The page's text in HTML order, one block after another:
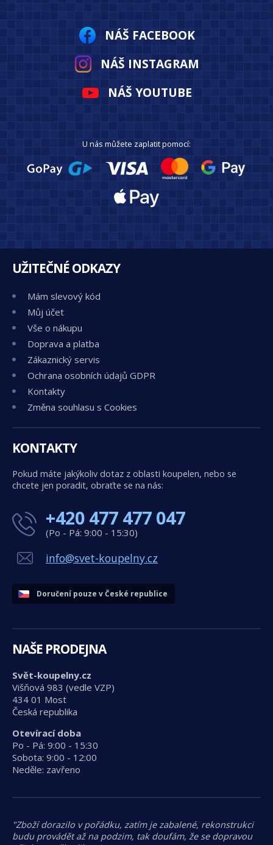
NÁŠ FACEBOOK
NÁŠ INSTAGRAM
NÁŠ YOUTUBE
U nás můžete zaplatit pomocí:
UŽITEČNÉ ODKAZY
Mám slevový kód
Můj účet
Vše o nákupu
Doprava a platba
Zákaznický servis
Ochrana osobních údajů GDPR
Kontakty
Změna souhlasu s Cookies
KONTAKTY
Pokud máte jakýkoliv dotaz z oblasti koupelen, nebo se
chcete jen poradit, obraťte se na nás:
+420 477 477 047
(Po - Pá: 9:00 - 15:30)
info@svet-koupelny.cz
Doručení pouze v České republice
NAŠE PRODEJNA
Svět-koupelny.cz
Višňová 983 (vedle VZP)
434 01 Most
Česká republika
Otevírací doba
Po - Pá: 9:00 - 15:30
Sobota: 9:00 - 12:00
Neděle: zavřeno
"Zboží dorazilo v pořádku, zatím je zabalené, rekonstrukci
budu provádět až na podzim, tak doufám, že se dopravou